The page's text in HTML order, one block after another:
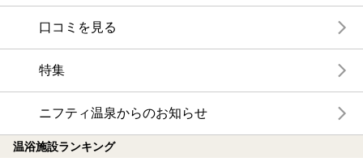
口コミを見る
特集
ニフティ温泉からのお知らせ
温浴施設ランキング